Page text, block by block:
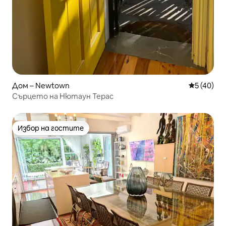
Дом – Newtown Средна
5 (40)
Сърцето на Нютаун Терас
Избор на гостите
Избор на гостите